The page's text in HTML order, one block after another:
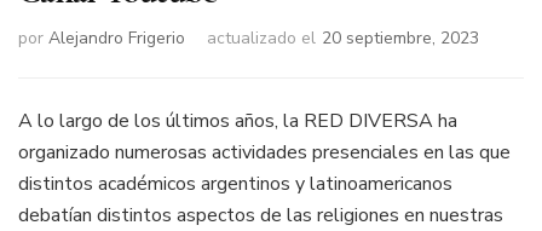
por Alejandro Frigerio actualizado el 20 septiembre, 2023
A lo largo de los últimos años, la RED DIVERSA ha
organizado numerosas actividades presenciales en las que
distintos académicos argentinos y latinoamericanos
debatían distintos aspectos de las religiones en nuestras